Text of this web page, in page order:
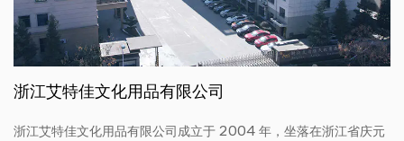
浙江艾特佳文化用品有限公司
浙江艾特佳文化用品有限公司成立于 2004 年，坐落在浙江省庆元